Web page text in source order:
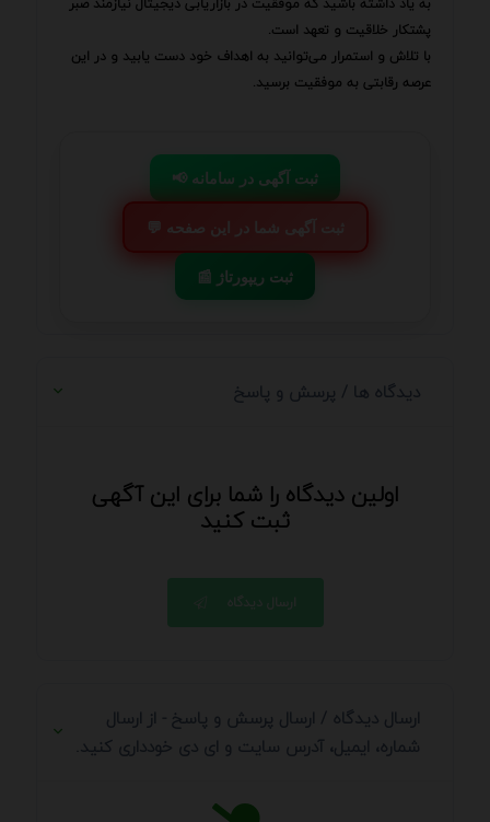
پشتکار خلاقیت و تعهد است.
با تلاش و استمرار می‌توانید به اهداف خود دست یابید و در این
عرصه رقابتی به موفقیت برسید.
📢 ثبت آگهی در سامانه
💬 ثبت آگهی شما در این صفحه
📰 ثبت ریپورتاژ
دیدگاه ها / پرسش و پاسخ
اولین دیدگاه را شما برای این آگهی
ثبت کنید
ارسال دیدگاه
ارسال دیدگاه / ارسال پرسش و پاسخ - از ارسال
شماره، ایمیل، آدرس سایت و ای دی خودداری کنید.